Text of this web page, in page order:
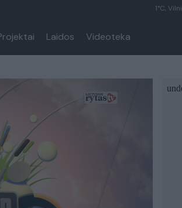
1°C,
Laidos Videoteka